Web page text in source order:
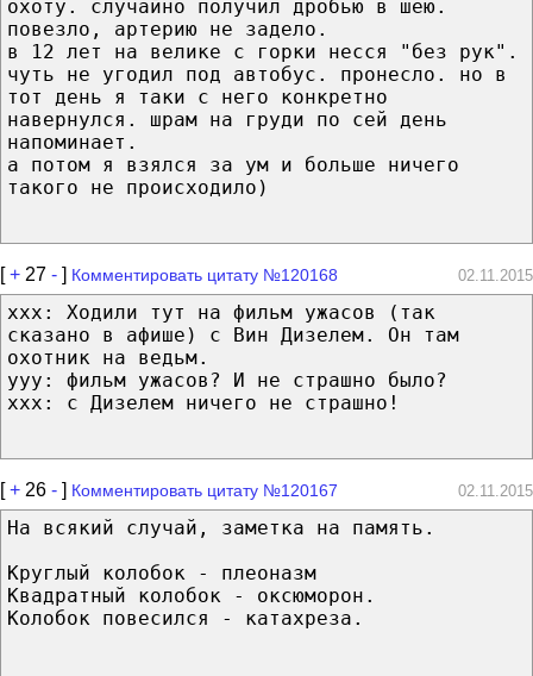
охоту. случайно получил дробью в шею.
повезло, артерию не задело.
в 12 лет на велике с горки несся "без рук".
чуть не угодил под автобус. пронесло. но в
тот день я таки с него конкретно
навернулся. шрам на груди по сей день
напоминает.
а потом я взялся за ум и больше ничего
такого не происходило)
[+ 27 - ] Комментировать цитату №120168 02.11.2015
xхx: Ходили тут на фильм ужасов (так
сказано в афише) с Вин Дизелем. Он там
охотник на ведьм.
yyy: фильм ужасов? И не страшно было?
xхx: с Дизелем ничего не страшно!
[+ 26 - ] Комментировать цитату №120167 02.11.2015
На всякий случай, заметка на память.
Круглый колобок - плеоназм
Квадратный колобок - оксюморон.
Колобок повесился - катахреза.